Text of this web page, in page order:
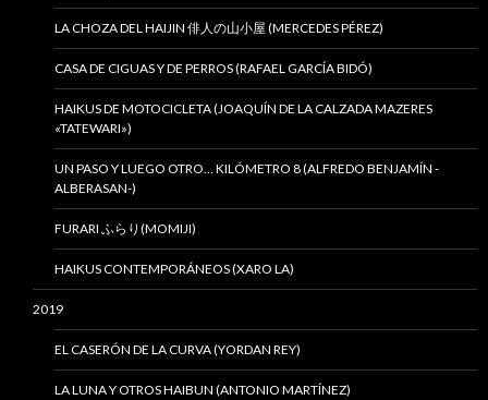
LA CHOZA DEL HAIJIN 俳人の山小屋 (MERCEDES PÉREZ)
CASA DE CIGUAS Y DE PERROS (RAFAEL GARCÍA BIDÓ)
HAIKUS DE MOTOCICLETA (JOAQUÍN DE LA CALZADA MAZERES
«TATEWARI»)
UN PASO Y LUEGO OTRO… KILÓMETRO 8 (ALFREDO BENJAMÍN -
ALBERASAN-)
FURARI ふらり(MOMIJI)
HAIKUS CONTEMPORÁNEOS (XARO LA)
2019
EL CASERÓN DE LA CURVA (YORDAN REY)
LA LUNA Y OTROS HAIBUN (ANTONIO MARTÍNEZ)